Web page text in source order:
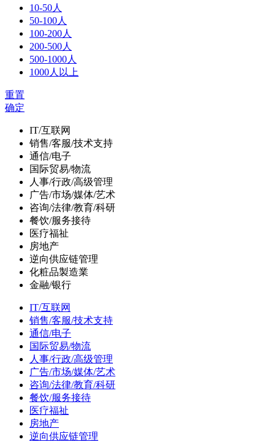
10-50人
50-100人
100-200人
200-500人
500-1000人
1000人以上
重置
确定
IT/互联网
销售/客服/技术支持
通信/电子
国际贸易/物流
人事/行政/高级管理
广告/市场/媒体/艺术
咨询/法律/教育/科研
餐饮/服务接待
医疗福祉
房地产
逆向供应链管理
化粧品製造業
金融/银行
IT/互联网
销售/客服/技术支持
通信/电子
国际贸易/物流
人事/行政/高级管理
广告/市场/媒体/艺术
咨询/法律/教育/科研
餐饮/服务接待
医疗福祉
房地产
逆向供应链管理